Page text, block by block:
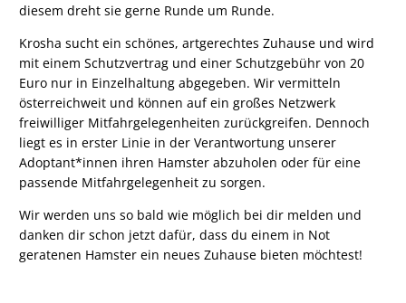
diesem dreht sie gerne Runde um Runde.
Krosha sucht ein schönes, artgerechtes Zuhause und wird
mit einem Schutzvertrag und einer Schutzgebühr von 20
Euro nur in Einzelhaltung abgegeben. Wir vermitteln
österreichweit und können auf ein großes Netzwerk
freiwilliger Mitfahrgelegenheiten zurückgreifen. Dennoch
liegt es in erster Linie in der Verantwortung unserer
Adoptant*innen ihren Hamster abzuholen oder für eine
passende Mitfahrgelegenheit zu sorgen.
Wir werden uns so bald wie möglich bei dir melden und
danken dir schon jetzt dafür, dass du einem in Not
geratenen Hamster ein neues Zuhause bieten möchtest!